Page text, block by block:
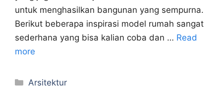
untuk menghasilkan bangunan yang sempurna.
Berikut beberapa inspirasi model rumah sangat
sederhana yang bisa kalian coba dan … Read
more
Categories
Arsitektur